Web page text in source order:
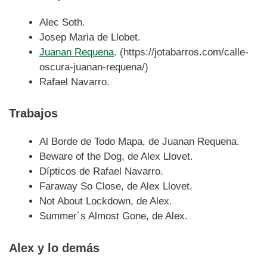
Alec Soth.
Josep Maria de Llobet.
Juanan Requena. (https://jotabarros.com/calle-
oscura-juanan-requena/)
Rafael Navarro.
Trabajos
Al Borde de Todo Mapa, de Juanan Requena.
Beware of the Dog, de Alex Llovet.
Dípticos de Rafael Navarro.
Faraway So Close, de Alex Llovet.
Not About Lockdown, de Alex.
Summer´s Almost Gone, de Alex.
Alex y lo demás